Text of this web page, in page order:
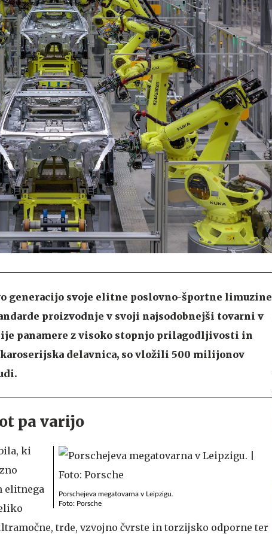
generacijo svoje elitne poslovno-športne limuzine
proizvodnje v svoji najsodobnejši tovarni v
panamere z visoko stopnjo prilagodljivosti in
delavnica, so vložili 500 milijonov
pa varijo
Porschejeva megatovarna v Leipzigu.
Foto: Porsche
ki
elitnega
trde, vzvojno čvrste in torzijsko odporne ter